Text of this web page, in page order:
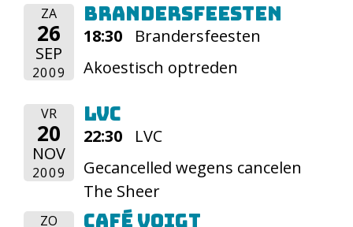
ZA
26
SEP
2009
Brandersfeesten
18:30
Brandersfeesten
Akoestisch optreden
VR
20
NOV
2009
LVC
22:30
LVC
Gecancelled wegens cancelen
The Sheer
ZO Café Voigt